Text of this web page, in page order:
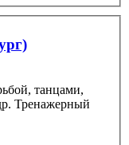
танцами,
Тренажерный